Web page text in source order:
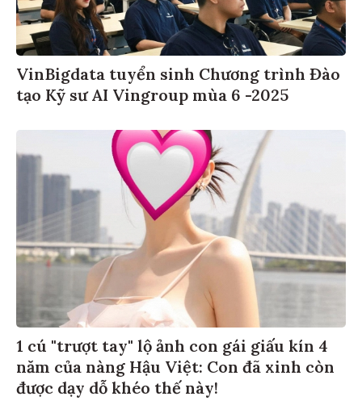
VinBigdata tuyển sinh Chương trình Đào
tạo Kỹ sư AI Vingroup mùa 6 -2025
1 cú "trượt tay" lộ ảnh con gái giấu kín 4
năm của nàng Hậu Việt: Con đã xinh còn
được dạy dỗ khéo thế này!